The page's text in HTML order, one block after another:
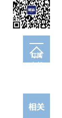
订阅
电邮